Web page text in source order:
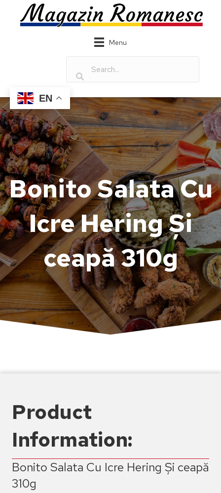
Menu
EN
Bonito Salata Cu
Icre Hering Și
ceapă 310g
Product
Information:
Bonito Salata Cu Icre Hering Și ceapă
310g